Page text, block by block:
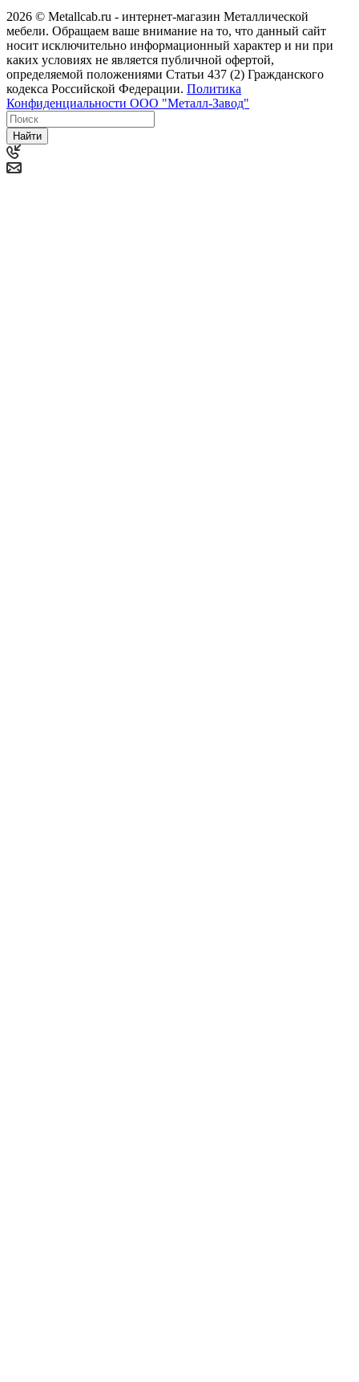
2026 © Metallcab.ru - интернет-магазин Металлической
мебели. Обращаем ваше внимание на то, что данный сайт
носит исключительно информационный характер и ни при
каких условиях не является публичной офертой,
определяемой положениями Статьи 437 (2) Гражданского
кодекса Российской Федерации. Политика
Конфиденциальности ООО "Металл-Завод"
Найти